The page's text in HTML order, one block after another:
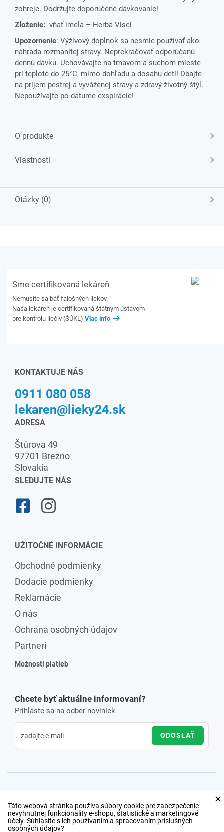
zohreje. Dodržujte doporučené dávkovanie!
Zloženie: vňať imela – Herba Visci
Upozornenie: Výživový doplnok sa nesmie používať ako
náhrada rozmanitej stravy. Neprekračovať odporúčanú
dennú dávku. Uchovávajte na tmavom a suchom mieste
pri teplote do 25°C, mimo dohľadu a dosahu detí! Dbajte
na príjem pestrej a vyváženej stravy a zdravý životný štýl.
Nepoužívajte po dátume exspirácie!
O produkte
Vlastnosti
Otázky (0)
Sme certifikovaná lekáreň
Nemusíte sa báť falošných liekov.
Naša lekáreň je certifikovaná štátnym ústavom
pre kontrolu liečiv (ŠÚKL) Viac info
KONTAKTUJE NÁS
0911 080 058
lekaren@lieky24.sk
ADRESA
Štúrova 49
97701 Brezno
Slovakia
SLEDUJTE NÁS
UŽITOČNÉ INFORMÁCIE
Obchodné podmienky
Dodacie podmienky
Reklamácie
O nás
Ochrana osobných údajov
Partneri
Možnosti platieb
Chcete byť aktuálne informovaní?
Prihláste sa na odber noviniek
ODOSLAŤ
×
Táto webová stránka používa súbory cookie pre zabezpečenie
nevyhnutnej funkcionality e-shopu, štatistické a marketingové
účely. Súhlasíte s ich používaním a spracovaním príslušných
osobných údajov?